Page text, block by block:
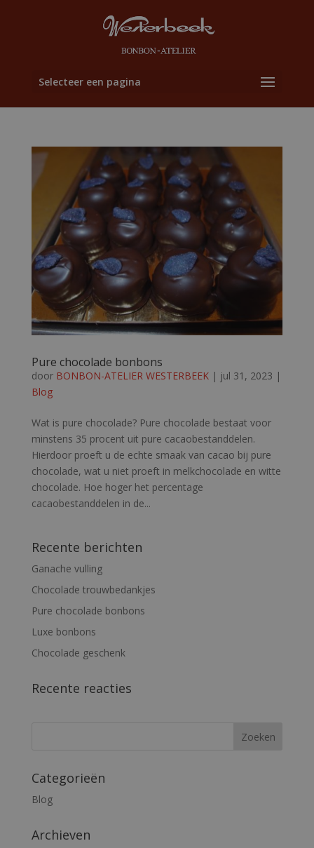
Selecteer een pagina
Pure chocolade bonbons
door BONBON-ATELIER WESTERBEEK| jul 31, 2023 |
Blog
Wat is pure chocolade? Pure chocolade bestaat voor
minstens 35 procent uit pure cacaobestanddelen.
Hierdoor proeft u de echte smaak van cacao bij pure
chocolade, wat u niet proeft in melkchocolade en witte
chocolade. Hoe hoger het percentage
cacaobestanddelen in de...
Recente berichten
Ganache vulling
Chocolade trouwbedankjes
Pure chocolade bonbons
Luxe bonbons
Chocolade geschenk
Recente reacties
Categorieën
Blog
Archieven